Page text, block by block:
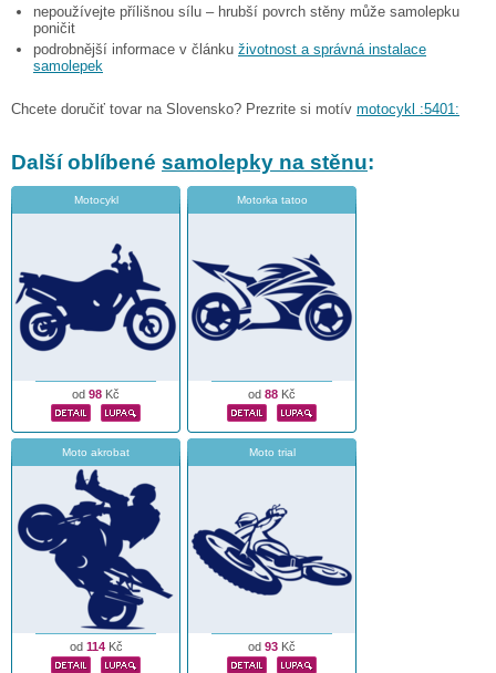
nepoužívejte přílišnou sílu – hrubší povrch stěny může samolepku
poničit
podrobnější informace v článku životnost a správná instalace
samolepek
Chcete doručiť tovar na Slovensko? Prezrite si motív motocykl :5401:
Další oblíbené samolepky na stěnu:
Motocykl
od 98 Kč
Motorka tatoo
od 88 Kč
Moto akrobat
od 114Kč
Moto trial
od 93 Kč